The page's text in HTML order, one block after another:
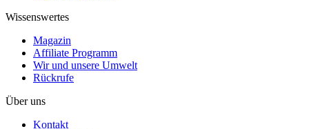
Wissenswertes
Magazin
Affiliate Programm
Wir und unsere Umwelt
Rückrufe
Über uns
Kontakt